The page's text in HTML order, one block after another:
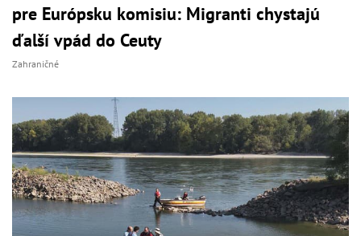
pre Európsku komisiu: Migranti chystajú
ďalší vpád do Ceuty
Zahraničné